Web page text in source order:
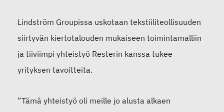
Lindström Groupissa uskotaan tekstiiliteollisuuden
siirtyvän kiertotalouden mukaiseen toimintamalliin
ja tiiviimpi yhteistyö Resterin kanssa tukee
yrityksen tavoitteita.
”Tämä yhteistyö oli meille jo alusta alkaen